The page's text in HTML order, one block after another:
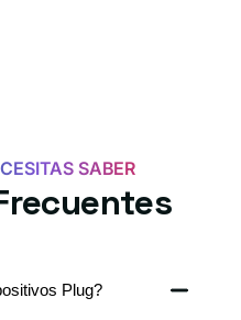
SABER
Plug?